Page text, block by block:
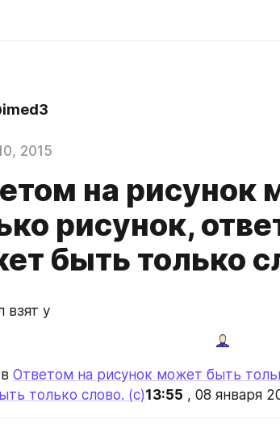
2015
на рисунок
рисунок,
быть только
взят у
в Ответом на рисунок может быть
только слово. (с)13:55 , 08 января